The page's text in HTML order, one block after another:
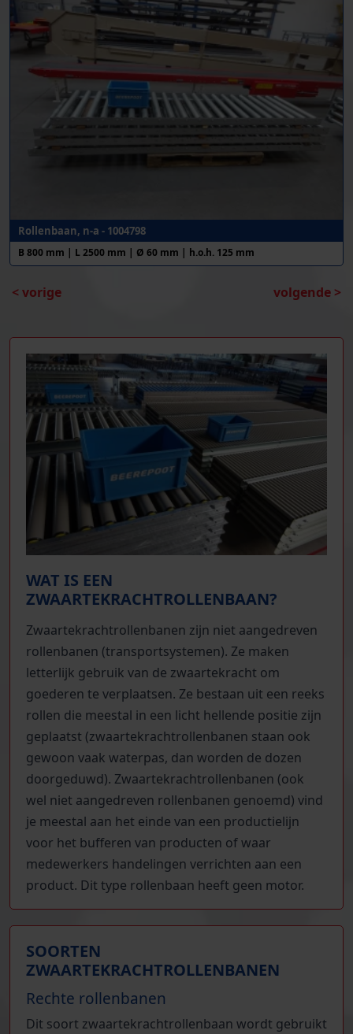
Rollenbaan, n-a - 1004798
B 800 mm | L 2500 mm | Ø 60 mm | h.o.h. 125 mm
< vorige volgende >
WAT IS EEN
ZWAARTEKRACHTROLLENBAAN?
Zwaartekrachtrollenbanen zijn niet aangedreven
rollenbanen (transportsystemen). Ze maken
letterlijk gebruik van de zwaartekracht om
goederen te verplaatsen. Ze bestaan uit een reeks
rollen die meestal in een licht hellende positie zijn
geplaatst (zwaartekrachtrollenbanen staan ook
gewoon vaak waterpas, dan worden de dozen
doorgeduwd). Zwaartekrachtrollenbanen (ook
wel niet aangedreven rollenbanen genoemd) vind
je meestal aan het einde van een productielijn
voor het bufferen van producten of waar
medewerkers handelingen verrichten aan een
product. Dit type rollenbaan heeft geen motor.
SOORTEN
ZWAARTEKRACHTROLLENBANEN
Rechte rollenbanen
Dit soort zwaartekrachtrollenbaan wordt gebruikt